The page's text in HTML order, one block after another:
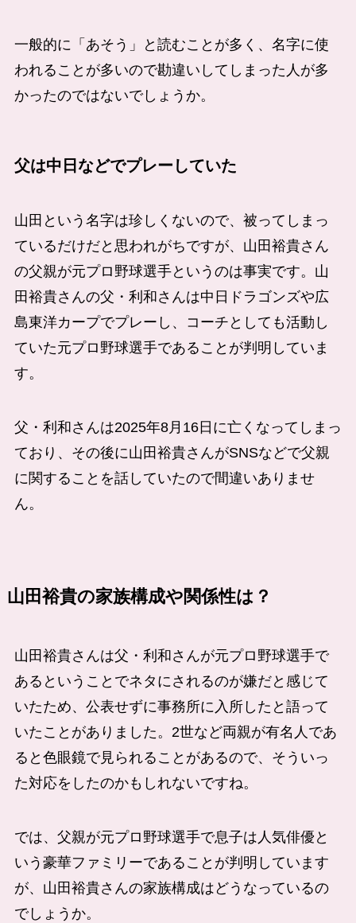
一般的に「あそう」と読むことが多く、名字に使
われることが多いので勘違いしてしまった人が多
かったのではないでしょうか。
父は中日などでプレーしていた
山田という名字は珍しくないので、被ってしまっ
ているだけだと思われがちですが、山田裕貴さん
の父親が元プロ野球選手というのは事実です。山
田裕貴さんの父・利和さんは中日ドラゴンズや広
島東洋カープでプレーし、コーチとしても活動し
ていた元プロ野球選手であることが判明していま
す。
父・利和さんは2025年8月16日に亡くなってしまっ
ており、その後に山田裕貴さんがSNSなどで父親
に関することを話していたので間違いありませ
ん。
山田裕貴の家族構成や関係性は？
山田裕貴さんは父・利和さんが元プロ野球選手で
あるということでネタにされるのが嫌だと感じて
いたため、公表せずに事務所に入所したと語って
いたことがありました。2世など両親が有名人であ
ると色眼鏡で見られることがあるので、そういっ
た対応をしたのかもしれないですね。
では、父親が元プロ野球選手で息子は人気俳優と
いう豪華ファミリーであることが判明しています
が、山田裕貴さんの家族構成はどうなっているの
でしょうか。